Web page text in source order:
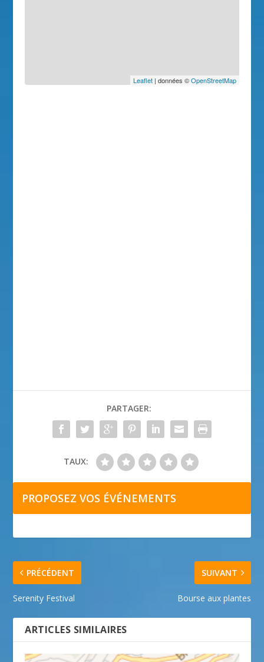
Leaflet| données ©OpenStreetMap
PARTAGER:
TAUX:
PROPOSEZ VOS ÉVÉNEMENTS
PRÉCÉDENT
Serenity Festival
SUIVANT
Bourse aux plantes
ARTICLES SIMILAIRES